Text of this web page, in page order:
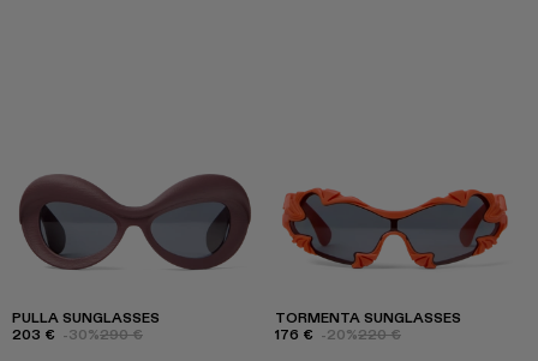
PULLA SUNGLASSES
203 € -30%290 €
TORMENTA SUNGLASSES
176 € -20%220 €